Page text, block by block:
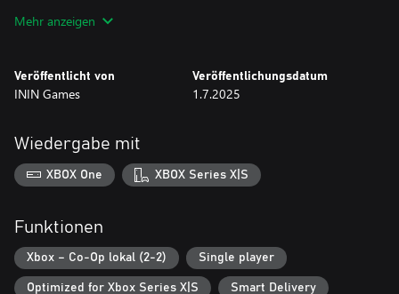
nicht allein – im lokalen Koop-Modus kannst du zusammen mit
Dragon Breed
Dragon Breed- aus dem Jahr 1989 wirft dich in einen
biomechanischen Albtraum! Zieh auf dem mächtigen Drachen
Bahamoot in den Kampf, der dich vor Angriffen schützt und alles
auf deinem Weg in Flammen setzt. Stell dir R-Type- vor,
- Drei fantastische Sci-Fi- und Fantasy-Shoot-’em-Ups mit Side-
Scrolling von IREM.
Mehr anzeigen
Veröffentlicht von
ININ Games
Veröffentlichungsdatum
1.7.2025
Wiedergabe mit
XBOX One XBOX Series X|S
Funktionen
Xbox – Co-Op lokal (2-2) Single player
Optimized for Xbox Series X|S Smart Delivery